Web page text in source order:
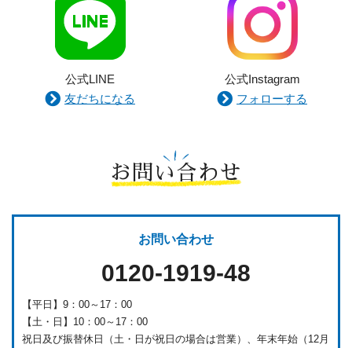
公式LINE
友だちになる
公式Instagram
フォローする
お問い合わせ
お問い合わせ
0120-1919-48
【平日】9：00～17：00
【土・日】10：00～17：00
祝日及び振替休日（土・日が祝日の場合は営業）、年末年始（12月